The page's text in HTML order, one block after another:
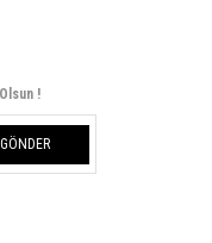
!
GÖNDER